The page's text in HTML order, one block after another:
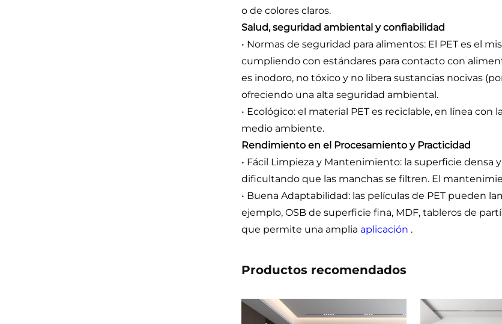
o de colores claros.
Salud, seguridad ambiental y confiabilidad
• Normas de seguridad para alimentos: El PET es el
cumpliendo con estándares para contacto con
es inodoro, no tóxico y no libera sustancias nocivas
ofreciendo una alta seguridad ambiental.
• Ecológico: el material PET es reciclable, en línea
medio ambiente.
Rendimiento en el Procesamiento y Practicidad
• Fácil Limpieza y Mantenimiento: la superficie densa
dificultando que las manchas se filtren. El
• Buena Adaptabilidad: las películas de PET pueden
ejemplo, OSB de superficie fina, MDF, tableros de
que permite una amplia aplicación .
Productos recomendados